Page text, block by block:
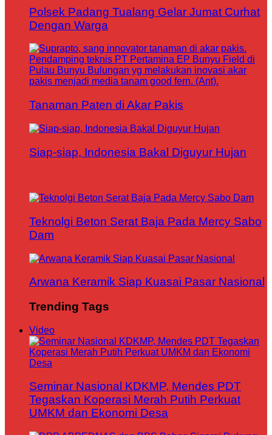
Polsek Padang Tualang Gelar Jumat Curhat
Dengan Warga
Tanaman Paten di Akar Pakis
Siap-siap, Indonesia Bakal Diguyur Hujan
Teknolgi Beton Serat Baja Pada Mercy Sabo
Dam
Arwana Keramik Siap Kuasai Pasar Nasional
Trending Tags
Video
Seminar Nasional KDKMP, Mendes PDT
Tegaskan Koperasi Merah Putih Perkuat
UMKM dan Ekonomi Desa